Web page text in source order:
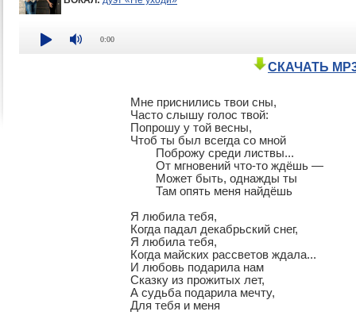
0:00
СКАЧАТЬ
Мне приснились твои сны,
Часто слышу голос твой:
Попрошу у той весны,
Чтоб ты был всегда со мной
Я любила тебя,
Когда падал декабрьский снег,
Я любила тебя,
Когда майских рассветов ждала...
И любовь подарила нам
Сказку из прожитых лет,
А судьба подарила мечту,
Для тебя и меня